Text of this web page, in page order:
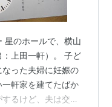
星のホールで、横山
上田一軒）。 子ど
った夫婦に妊娠の
軒家を建てたばか
るけど、夫は交通